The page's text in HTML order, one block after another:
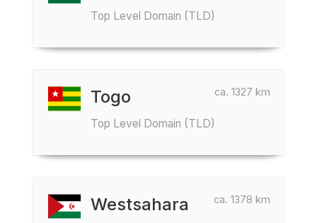
Top Level Domain (TLD)
ca. 1327 km
Togo
Top Level Domain (TLD)
ca. 1378 km
Westsahara